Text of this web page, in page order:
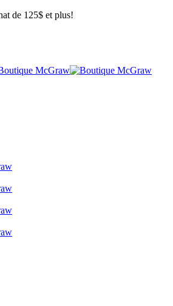
de 125$ et plus!